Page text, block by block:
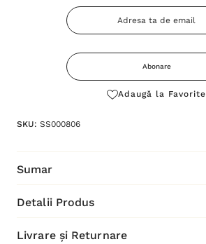
Abonare
Adaugă la Favorite
SKU: SS000806
Sumar
Detalii Produs
Livrare și Returnare